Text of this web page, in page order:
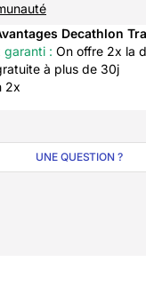
Decathlon
garanti : On offre 2x la
à plus de 30j
2x
UNE QUESTION ?